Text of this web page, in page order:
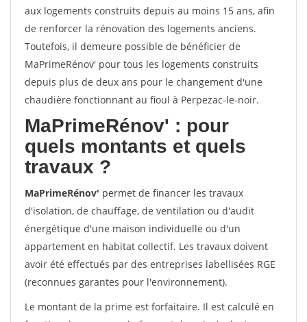
aux logements construits depuis au moins 15 ans, afin
de renforcer la rénovation des logements anciens.
Toutefois, il demeure possible de bénéficier de
MaPrimeRénov' pour tous les logements construits
depuis plus de deux ans pour le changement d'une
chaudière fonctionnant au fioul à Perpezac-le-noir.
MaPrimeRénov' : pour
quels montants et quels
travaux ?
MaPrimeRénov' permet de financer les travaux
d'isolation, de chauffage, de ventilation ou d'audit
énergétique d'une maison individuelle ou d'un
appartement en habitat collectif. Les travaux doivent
avoir été effectués par des entreprises labellisées RGE
(reconnues garantes pour l'environnement).
Le montant de la prime est forfaitaire. Il est calculé en